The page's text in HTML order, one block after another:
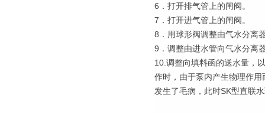
6．打开排气管上的闸阀。
7．打开进气管上的闸阀。
8．用球形阀调整由气水分离
9．调整由进水管向气水分离
10.调整向填料函的送水量，
作时，由于泵内产生物理作
发生了毛病，此时SK型直联